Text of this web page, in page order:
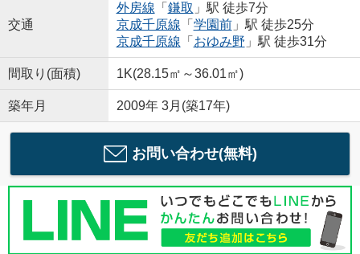
交通
外房線 「 鎌取 」駅 徒歩7分
京成千原線 「 学園前」駅 徒歩25分
京成千原線 「 おゆみ野 」駅 徒歩31分
間取り(面積) 1K(28.15㎡～36.01㎡)
築年月 2009年 3月(築17年)
お問い合わせ(無料)